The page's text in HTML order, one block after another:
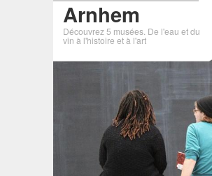
Arnhem
Découvrez 5 musées. De l'eau et du
vin à l'histoire et à l'art